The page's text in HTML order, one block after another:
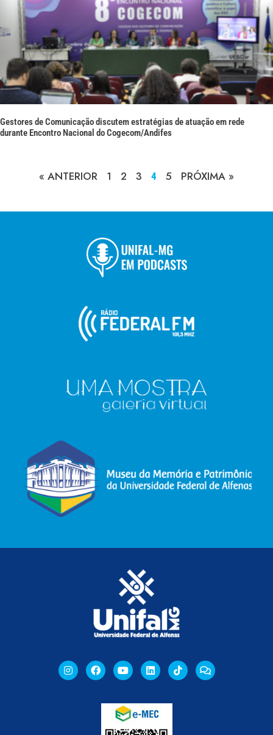
Gestores de Comunicação discutem estratégias de atuação em rede
durante Encontro Nacional do Cogecom/Andifes
« ANTERIOR 1 2 3 4 5 PRÓXIMA »